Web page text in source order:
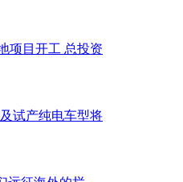
项目开工 总投资
试产纯电车型将